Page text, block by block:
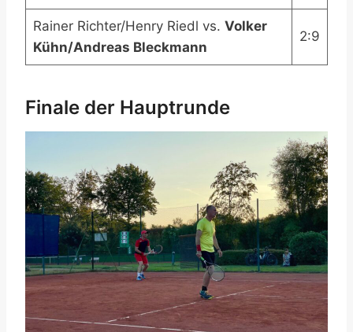
Rainer Richter/Henry Riedl vs. Volker
Kühn/Andreas Bleckmann
2:9
Finale der Hauptrunde